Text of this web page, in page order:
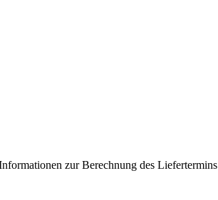
zur Berechnung des Liefertermins